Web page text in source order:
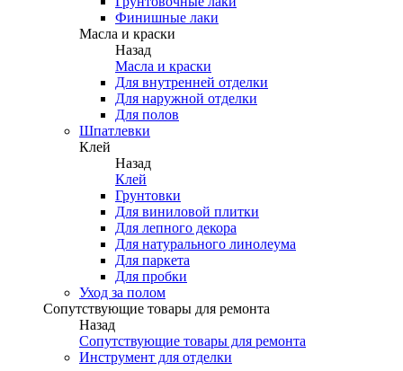
Финишные лаки
Масла и краски
Назад
Масла и краски
Для внутренней отделки
Для наружной отделки
Для полов
Шпатлевки
Клей
Назад
Клей
Грунтовки
Для виниловой плитки
Для лепного декора
Для натурального линолеума
Для паркета
Для пробки
Уход за полом
Сопутствующие товары для ремонта
Назад
Сопутствующие товары для ремонта
Инструмент для отделки